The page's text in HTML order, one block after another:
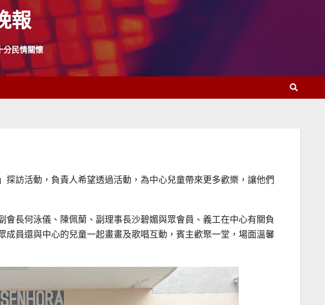
報
民情關懷
探訪活動，負責人希望透過活動，為中心兒童帶來更多歡樂，讓他們
長何泳儀、陳佩蘭、副理事長沙碧媚與眾會員、義工在中心有關負
員還與中心的兒童一起畫畫及歌唱互動，賓主歡聚一堂，場面溫馨